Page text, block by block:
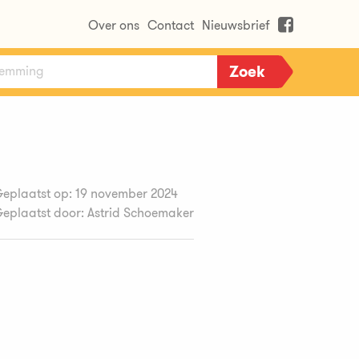
Over ons Contact Nieuwsbrief
op: 19 november 2024
door: Astrid Schoemaker